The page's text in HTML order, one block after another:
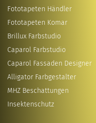
Fototapeten Händler
Fototapeten Komar
Brillux Farbstudio
Caparol Farbstudio
Caparol Fassaden Designer
Alligator Farbgestalter
MHZ Beschattungen
Insektenschutz